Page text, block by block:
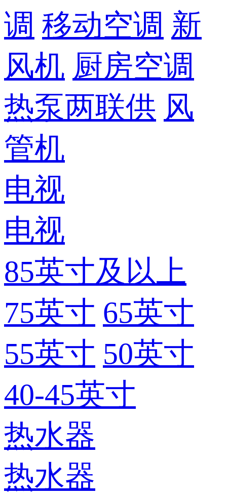
调 移动空调 新
风机 厨房空调
热泵两联供 风
管机
电视
电视
85英寸及以上
75英寸 65英寸
55英寸 50英寸
40-45英寸
热水器
热水器